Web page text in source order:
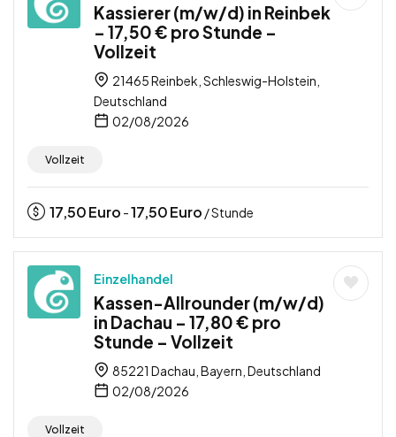
Kassierer (m/w/d) in Reinbek
– 17,50 € pro Stunde –
Vollzeit
21465 Reinbek, Schleswig-Holstein,
Deutschland
02/08/2026
Vollzeit
17,50Euro -17,50Euro / Stunde
Einzelhandel
Kassen-Allrounder (m/w/d)
in Dachau – 17,80 € pro
Stunde – Vollzeit
85221 Dachau, Bayern, Deutschland
02/08/2026
Vollzeit